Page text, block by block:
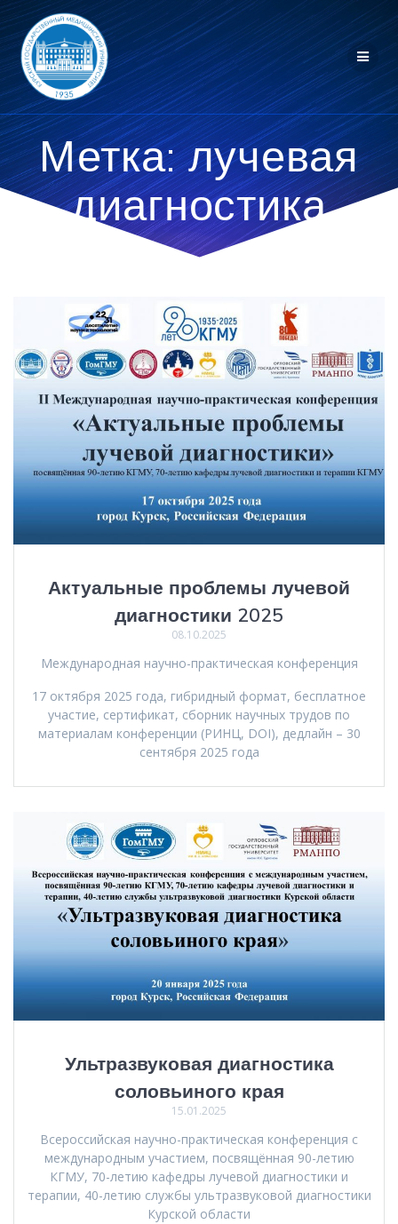
Перейти
к
контенту
Метка:лучевая
диагностика
Актуальные проблемы лучевой
диагностики 2025
08.10.2025
Международная научно-практическая конференция
17 октября 2025 года, гибридный формат, бесплатное
участие, сертификат, сборник научных трудов по
материалам конференции (РИНЦ, DOI), дедлайн – 30
сентября 2025 года
Ультразвуковая диагностика
соловьиного края
15.01.2025
Всероссийская научно-практическая конференция с
международным участием, посвящённая 90-летию
КГМУ, 70-летию кафедры лучевой диагностики и
терапии, 40-летию службы ультразвуковой диагностики
Курской области